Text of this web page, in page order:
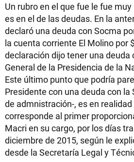
Un rubro en el que fue le fue
es en el de las deudas. En la
declaró una deuda con Socma
la cuenta corriente El Molino por
declaración dijo tener una deuda
General de la Presidencia de la
Este último punto que podría
Presidente con una deuda con la
de admnistración-, es en
corresponde al primer
Macri en su cargo, por los días
diciembre de 2015, según le
desde la Secretaría Legal y